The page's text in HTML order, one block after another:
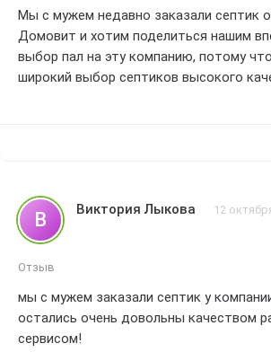
Мы с мужем недавно заказали септик
Домовит и хотим поделиться нашим
выбор пал на эту компанию, потому
широкий выбор септиков высокого
сроки, а монтаж прошел гладко и без
проблем. Результаты превзошли наши
работает отлично, а запахи не
очень довольны его
Хотелось бы отметить высокий
сотрудников компании Домовит. Они
готовы помочь и предоставить
В Виктория Лыкова 12
Отзыв
мы с мужем заказали септик у
остались очень довольны качеством
сервисом!